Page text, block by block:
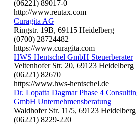
(06221) 89017-0
http://www.reutax.com
Curagita AG
Ringstr. 19B, 69115 Heidelberg
(0700) 28724482
https://www.curagita.com
HWS Hentschel GmbH Steuerberater
Veltenhofer Str. 20, 69123 Heidelberg
(06221) 82670
https://www.hws-hentschel.de
Dr. Lopatta Dagmar Phase 4
GmbH Unternehmensberatung
Waldhofer Str. 11/5, 69123 Heidelberg
(06221) 8229-220